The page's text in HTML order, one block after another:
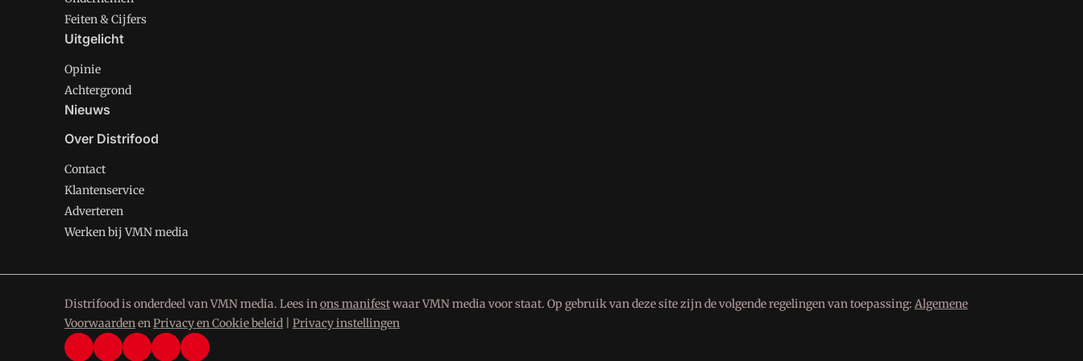
Feiten & Cijfers
Uitgelicht
Opinie
Achtergrond
Nieuws
Over Distrifood
Contact
Klantenservice
Adverteren
Werken bij VMN media
Distrifood is onderdeel van VMN media. Lees inons manifestwaar VMN media voor staat. Op gebruik van deze site zijn de volgende regelingen van toepassing: Algemene
VoorwaardenenPrivacy en Cookie beleid Privacy instellingen